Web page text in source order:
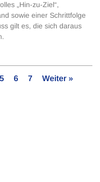
„Hin-zu-Ziel“,
sowie einer Schrittfolge
gilt es, die sich daraus
5 6 7 Weiter »